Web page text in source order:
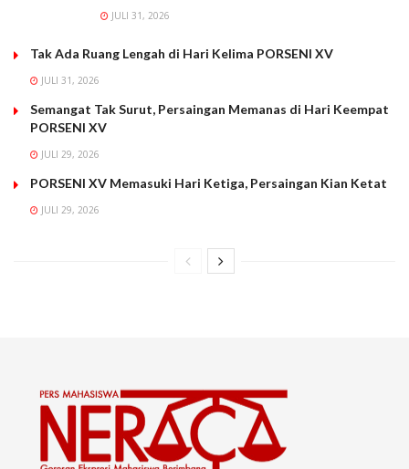
JULI 31, 2026
Tak Ada Ruang Lengah di Hari Kelima PORSENI XV
JULI 31, 2026
Semangat Tak Surut, Persaingan Memanas di Hari Keempat
PORSENI XV
JULI 29, 2026
PORSENI XV Memasuki Hari Ketiga, Persaingan Kian Ketat
JULI 29, 2026